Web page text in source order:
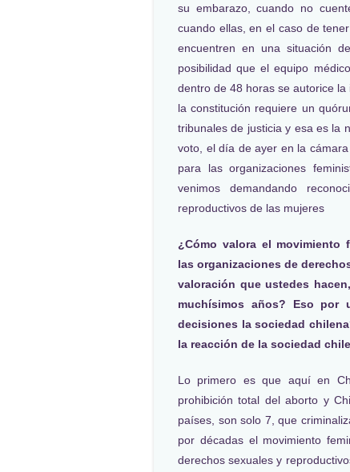
su embarazo, cuando no
cuando ellas, en el caso de
encuentren en una situación
posibilidad que el equipo
dentro de 48 horas se autorice
la constitución requiere un
tribunales de justicia y esa es la
voto, el día de ayer en la
para las organizaciones
venimos demandando
reproductivos de las mujeres
¿Cómo valora el movimiento
las organizaciones de
valoración que ustedes
muchísimos años? Eso
decisiones la sociedad
la reacción de la sociedad
Lo primero es que aquí en
prohibición total del aborto y
países, son solo 7, que
por décadas el movimiento
derechos sexuales y